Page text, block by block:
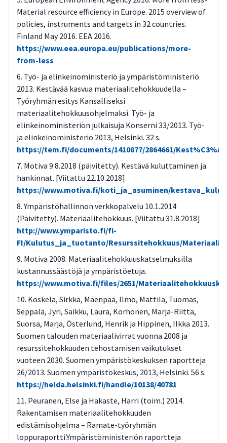
Material resource efficiency in Europe. 2015 overview of
policies, instruments and targets in 32 countries.
Finland May 2016. EEA 2016.
https://www.eea.europa.eu/publications/more-
from-less
Työ- ja elinkeinoministeriö ja ympäristöministeriö
2013. Kestävää kasvua materiaalitehokkuudella –
Työryhmän esitys Kansalliseksi
materiaalitehokkuusohjelmaksi. Työ- ja
elinkeinoministeriön julkaisuja Konserni 33/2013. Työ-
ja elinkeinoministeriö 2013, Helsinki. 32 s.
https://tem.fi/documents/1410877/2864661/
Motiva 9.8.2018 (päivitetty). Kestävä kuluttaminen ja
hankinnat. [Viitattu 22.10.2018]
https://www.motiva.fi/koti_ja_asuminen/
Ympäristöhallinnon verkkopalvelu 10.1.2014
(Päivitetty). Materiaalitehokkuus. [Viitattu 31.8.2018]
http://www.ymparisto.fi/fi-
FI/Kulutus_ja_tuotanto/Resurssitehokkuus/
Motiva 2008. Materiaalitehokkuuskatselmuksilla
kustannussäästöjä ja ympäristöetuja.
https://www.motiva.fi/files/2651/
Koskela, Sirkka, Mäenpää, Ilmo, Mattila, Tuomas,
Seppälä, Jyri, Saikku, Laura, Korhonen, Marja-Riitta,
Suorsa, Marja, Österlund, Henrik ja Hippinen, Ilkka 2013.
Suomen talouden materiaalivirrat vuonna 2008 ja
resurssitehokkuuden tehostamisen vaikutukset
vuoteen 2030. Suomen ympäristökeskuksen raportteja
26/2013. Suomen ympäristökeskus, 2013, Helsinki. 56 s.
https://helda.helsinki.fi/handle/10138/40781
Peuranen, Else ja Hakaste, Harri (toim.) 2014.
Rakentamisen materiaalitehokkuuden
edistämisohjelma – Ramate-työryhmän
loppuraportti.Ympäristöministeriön raportteja